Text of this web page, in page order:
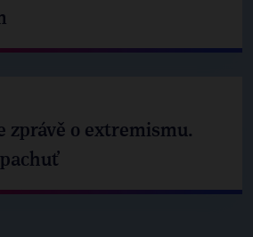
zprávě o extremismu.